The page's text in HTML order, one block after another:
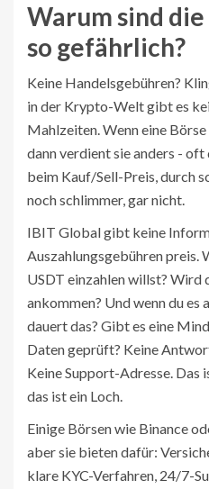
Warum sind
so gefährlich?
Keine Handelsgebühren?
in der Krypto-Welt gibt es
Mahlzeiten. Wenn eine
dann verdient sie anders -
beim Kauf/Sell-Preis, durch
noch schlimmer, gar nicht.
IBIT Global gibt keine
Auszahlungsgebühren preis.
USDT einzahlen willst? Wird
ankommen? Und wenn du
dauert das? Gibt es eine
Daten geprüft? Keine
Keine Support-Adresse. Das
das ist ein Loch.
Einige Börsen wie Binance
aber sie bieten dafür:
klare KYC-Verfahren, 24/7-